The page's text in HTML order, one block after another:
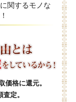
関するモノな
価格に還元。
定。